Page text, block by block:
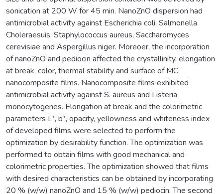
sonication at 200 W for 45 min. NanoZnO dispersion had
antimicrobial activity against Escherichia coli, Salmonella
Choleraesuis, Staphylococcus aureus, Saccharomyces
cerevisiae and Aspergillus niger. Moreoer, the incorporation
of nanoZnO and pediocin affected the crystallinity, elongation
at break, color, thermal stability and surface of MC
nanocomposite films. Nanocomposite films exhibited
antimicrobial activity against S. aureus and Listeria
monocytogenes. Elongation at break and the colorimetric
parameters L*, b*, opacity, yellowness and whiteness index
of developed films were selected to perform the
optimization by desirability function. The optimization was
performed to obtain films with good mechanical and
colorimetric properties. The optimization showed that films
with desired characteristics can be obtained by incorporating
20 % (w/w) nanoZnO and 15 % (w/w) pediocin. The second